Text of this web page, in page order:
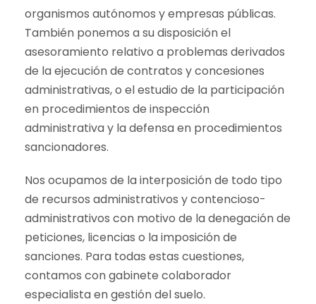
organismos autónomos y empresas públicas.
También ponemos a su disposición el
asesoramiento relativo a problemas derivados
de la ejecución de contratos y concesiones
administrativas, o el estudio de la participación
en procedimientos de inspección
administrativa y la defensa en procedimientos
sancionadores.
Nos ocupamos de la interposición de todo tipo
de recursos administrativos y contencioso-
administrativos con motivo de la denegación de
peticiones, licencias o la imposición de
sanciones. Para todas estas cuestiones,
contamos con gabinete colaborador
especialista en gestión del suelo.